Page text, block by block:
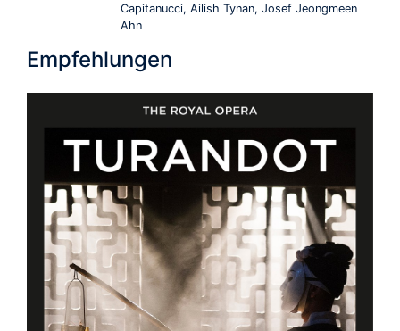
Capitanucci, Ailish Tynan, Josef Jeongmeen
Ahn
Empfehlungen